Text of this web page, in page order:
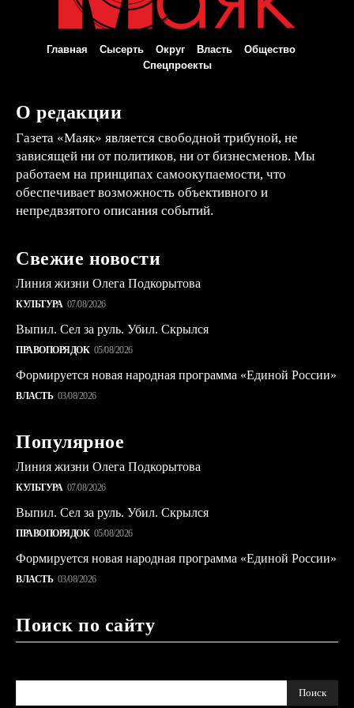
Главная Сысерть Округ Власть
Общество
Спецпроекты
О редакции
Газета «Маяк» является свободной трибуной, не
зависящей ни от политиков, ни от бизнесменов. Мы
работаем на принципах самоокупаемости, что
обеспечивает возможность объективного и
непредвзятого описания событий.
Свежие новости
Линия жизни Олега Подкорытова
КУЛЬТУРА 07/08/2026
Выпил. Сел за руль. Убил. Скрылся
ПРАВОПОРЯДОК 05/08/2026
Формируется новая народная программа «Единой России»
ВЛАСТЬ 03/08/2026
Популярное
Линия жизни Олега Подкорытова
КУЛЬТУРА 07/08/2026
Выпил. Сел за руль. Убил. Скрылся
ПРАВОПОРЯДОК 05/08/2026
Формируется новая народная программа «Единой России»
ВЛАСТЬ 03/08/2026
Поиск по сайту
Поиск